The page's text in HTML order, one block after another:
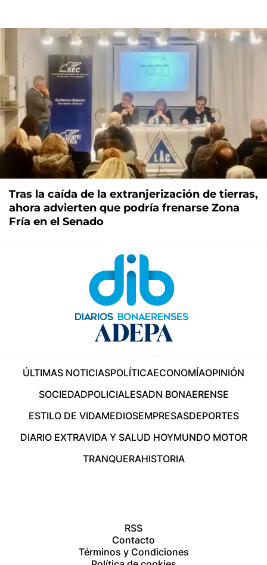
Tras la caída de la extranjerización de tierras,
ahora advierten que podría frenarse Zona
Fría en el Senado
ÚLTIMAS NOTICIASPOLÍTICAECONOMÍAOPINIÓN
SOCIEDADPOLICIALESADN BONAERENSE
ESTILO DE VIDAMEDIOSEMPRESASDEPORTES
DIARIO EXTRAVIDA Y SALUD HOYMUNDO MOTOR
TRANQUERAHISTORIA
RSS
Contacto
Términos y Condiciones